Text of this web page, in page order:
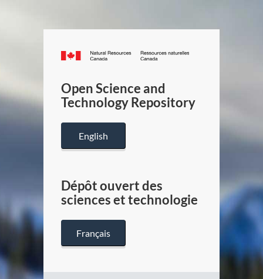
Canada.ca
/
Canada
Open Science and
Technology Repository
English
Dépôt ouvert des
sciences et technologie
Français